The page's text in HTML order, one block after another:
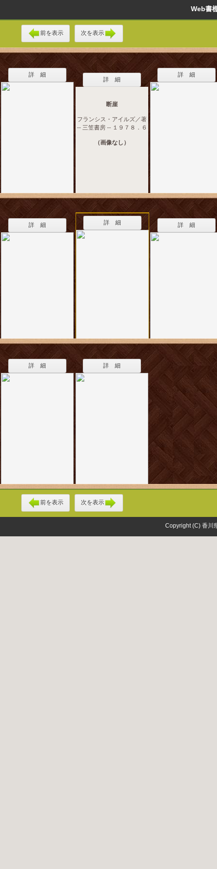
Web
前を表示 次を表示
詳 細
詳 細
断崖
フランシス・アイルズ／著
-- 三笠書房 -- １９７８．６
（画像なし）
詳 細
詳 細 詳 細 詳 細
詳 細 詳 細
前を表示 次を表示
Copyright (C) 香川